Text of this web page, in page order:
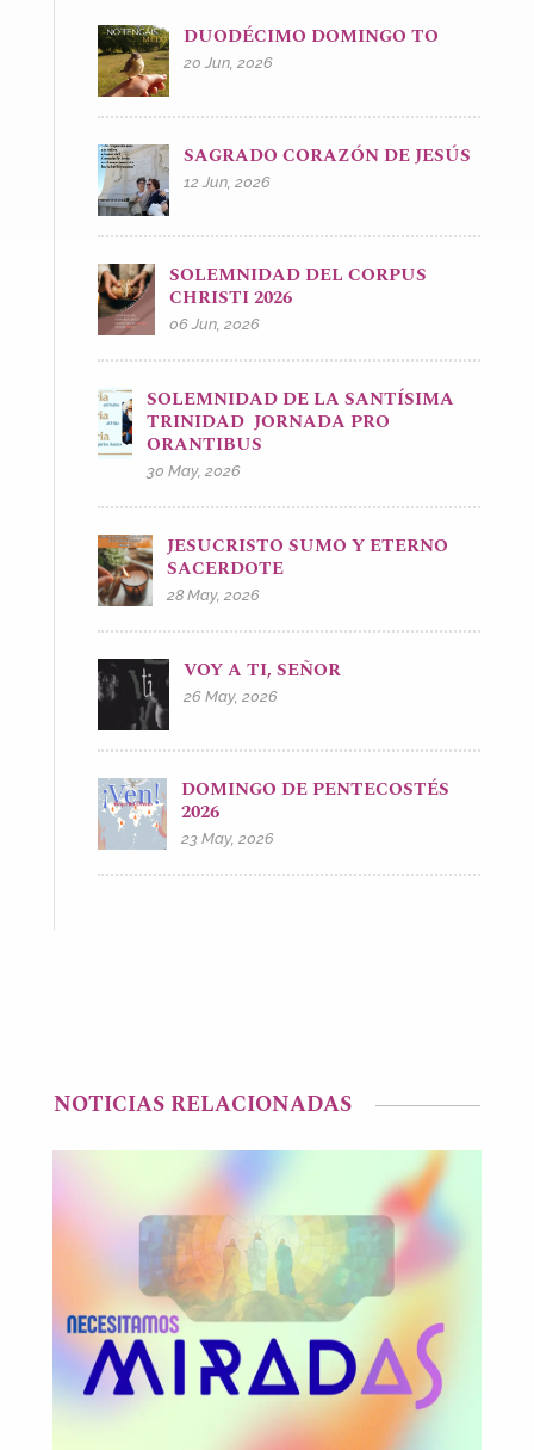
DUODÉCIMO DOMINGO TO
20 Jun, 2026
SAGRADO CORAZÓN DE JESÚS
12 Jun, 2026
SOLEMNIDAD DEL CORPUS
CHRISTI 2026
06 Jun, 2026
SOLEMNIDAD DE LA SANTÍSIMA
TRINIDAD JORNADA PRO
ORANTIBUS
30 May, 2026
JESUCRISTO SUMO Y ETERNO
SACERDOTE
28 May, 2026
VOY A TI, SEÑOR
26 May, 2026
DOMINGO DE PENTECOSTÉS
2026
23 May, 2026
NOTICIAS RELACIONADAS